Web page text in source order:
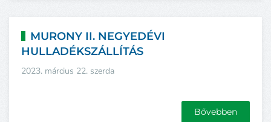
MURONY II. NEGYEDÉVI
HULLADÉKSZÁLLÍTÁS
2023. március 22. szerda
Bővebben